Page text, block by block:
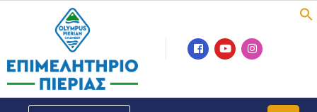
Επιμελητήριο
Νέα